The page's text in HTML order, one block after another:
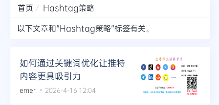
Telegram
更多
首页
Hashtag策略
以下文章和"Hashtag策略"标签有关。
如何通过关键词优化让推特
内容更具吸引力
emer 2026-4-16 12:04